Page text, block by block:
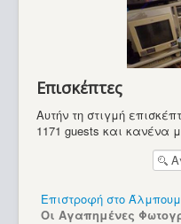
Υπολογιστές
Επισκέπτες
Αυτήν τη στιγμή
1171 guests και κανένα
Επιστροφή στο Άλμπουμ
Οι Αγαπημένες